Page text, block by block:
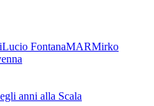
Lucio FontanaMARMirko
anni alla Scala